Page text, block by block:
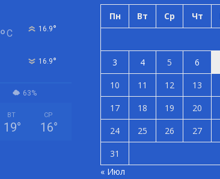
°C 16.9°
16.9°
63%
ВТ
19°
СР
16°
Пн Вт Ср Чт
3
4 5 6
10
11 12 13
17
18 19 20
24
25 26 27
31
« Июл